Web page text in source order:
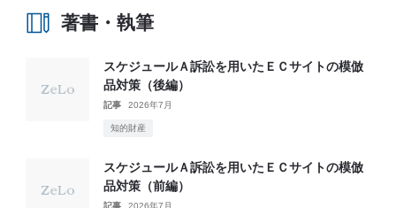
著書・執筆
スケジュールＡ訴訟を用いたＥＣサイトの模倣
品対策（後編）
記事 2026年7月
知的財産
スケジュールＡ訴訟を用いたＥＣサイトの模倣
品対策（前編）
記事 2026年7月